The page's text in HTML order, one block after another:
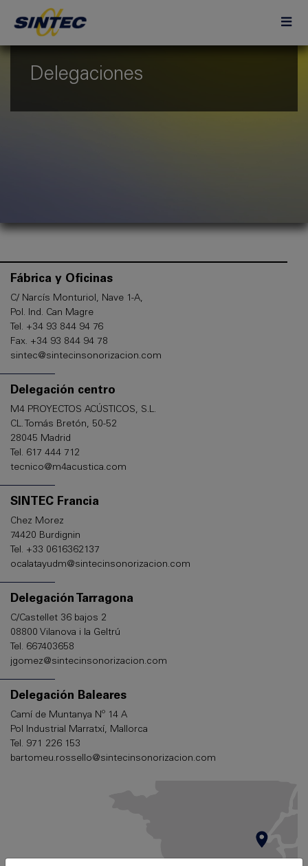
Delegaciones
Fábrica y Oficinas
C/ Narcís Monturiol, Nave 1-A,
Pol. Ind. Can Magre
Tel. +34 93 844 94 76
Fax. +34 93 844 94 78
sintec@sintecinsonorizacion.com
Delegación centro
M4 PROYECTOS ACÚSTICOS, S.L.
CL. Tomás Bretón, 50-52
28045 Madrid
Tel. 617 444 712
tecnico@m4acustica.com
SINTEC Francia
Chez Morez
74420 Burdignin
Tel. +33 0616362137
ocalatayudm@sintecinsonorizacion.com
Delegación Tarragona
C/Castellet 36 bajos 2
08800 Vilanova i la Geltrú
Tel. 667403658
jgomez@sintecinsonorizacion.com
Delegación Baleares
Camí de Muntanya Nº 14 A
Pol Industrial Marratxí, Mallorca
Tel. 971 226 153
bartomeu.rossello@sintecinsonorizacion.com